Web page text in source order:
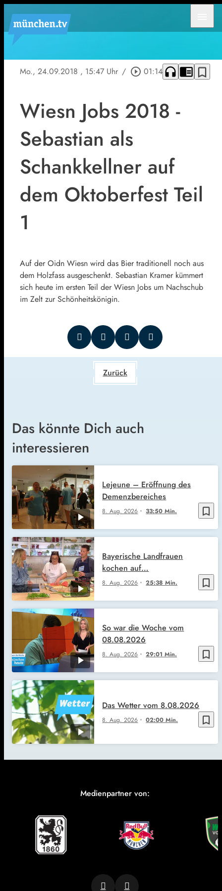
Mo., 24.09.2018 , 15:47 Uhr / play_circle_outline 01:14 headphones chrome_reader_mode bookmark_border
Wiesn Jobs 2018 -
Sebastian als
Schankkellner auf
dem Oktoberfest Teil
1
Auf der Oidn Wiesn wird das Bier traditionell noch aus
dem Holzfass ausgeschenkt. Sebastian Kramer kümmert
sich heute im ersten Teil der Wiesn Jobs um Nachschub
im Zelt zur Schönheitskönigin.
Zurück
Das könnte Dich auch
interessieren
bookmark_border
8. Aug. 2026 33:50 Min.
Lejeune – Eröffnung des
Demenzbereiches
bookmark_border
8. Aug. 2026 25:38 Min.
Bayerische Landfrauen
kochen auf…
bookmark_border
8. Aug. 2026 29:01 Min.
So war die Woche vom
08.08.2026
bookmark_border
8. Aug. 2026 02:00 Min.
Das Wetter vom 8.08.2026
Medienpartner von: